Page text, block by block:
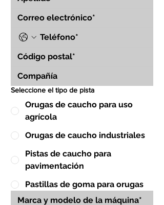
Seleccione el tipo de pista
Orugas de caucho para uso
agrícola
Orugas de caucho industriales
Pistas de caucho para
pavimentación
Pastillas de goma para orugas